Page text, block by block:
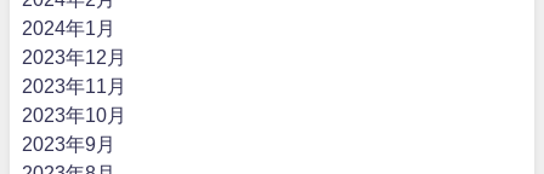
2024年1月
2023年12月
2023年11月
2023年10月
2023年9月